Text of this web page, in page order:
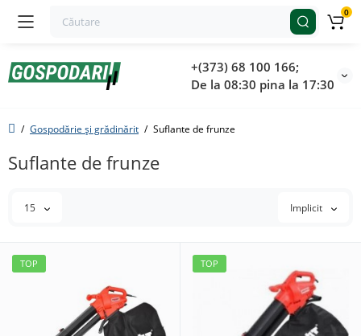
+(373) 68 100 166;
De la 08:30 pina la 17:30
0
Gospodărie și grădinărit Suflante de frunze
Suflante de frunze
15 Implicit
TOP TOP